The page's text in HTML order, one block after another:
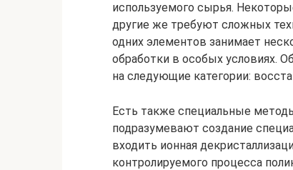
используемого сырья.
другие же требуют сложных
одних элементов занимает
обработки в особых условиях.
на следующие категории:
Есть также специальные
подразумевают создание
входить ионная
контролируемого процесса